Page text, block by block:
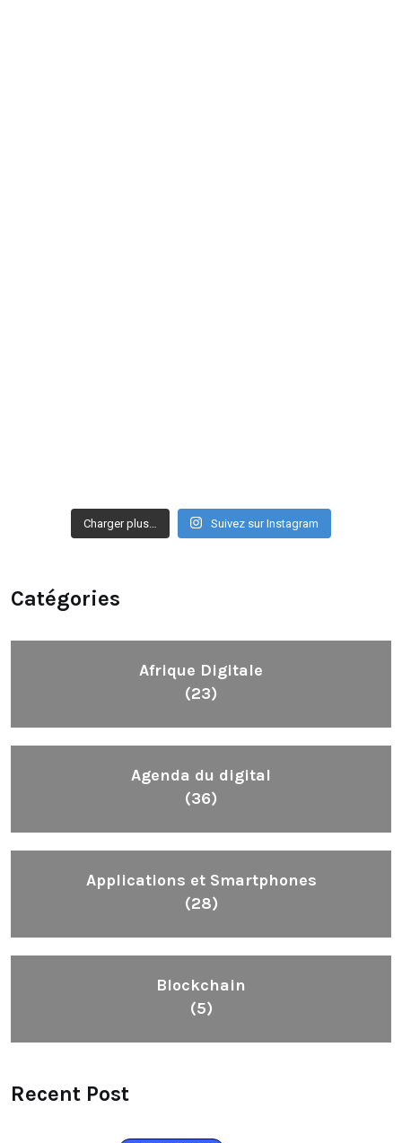
Charger plus… Suivez sur Instagram
Catégories
Afrique Digitale
(23)
Agenda du digital
(36)
Applications et Smartphones
(28)
Blockchain
(5)
Recent Post